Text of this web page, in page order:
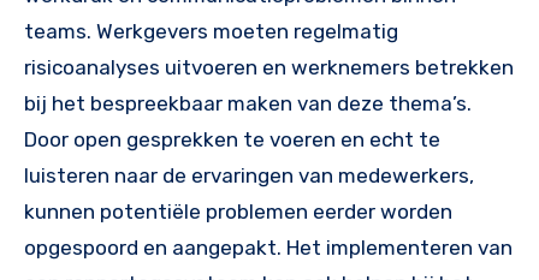
teams. Werkgevers moeten regelmatig
risicoanalyses uitvoeren en werknemers betrekken
bij het bespreekbaar maken van deze thema’s.
Door open gesprekken te voeren en echt te
luisteren naar de ervaringen van medewerkers,
kunnen potentiële problemen eerder worden
opgespoord en aangepakt. Het implementeren van